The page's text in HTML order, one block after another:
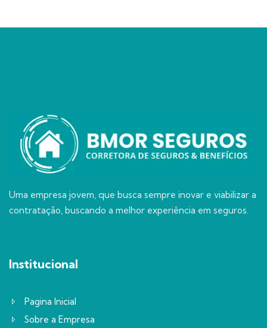
Uma empresa jovem, que busca sempre inovar e viabilizar a
contratação, buscando a melhor experiência em seguros.
Institucional
Pagina Inicial
Sobre a Empresa